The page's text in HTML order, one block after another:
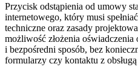
Przycisk odstąpienia od umowy
internetowego, który musi
techniczne oraz zasady
możliwość złożenia
i bezpośredni sposób, bez
formularzy czy kontaktu z